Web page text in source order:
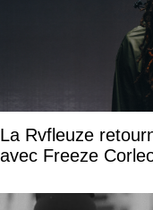
La Rvfleuze
avec Freeze